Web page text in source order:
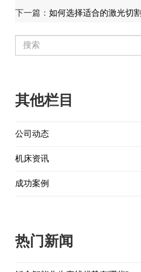
下一篇： 如何选择适合的激光切割
其他栏目
公司动态
机床资讯
成功案例
热门新闻